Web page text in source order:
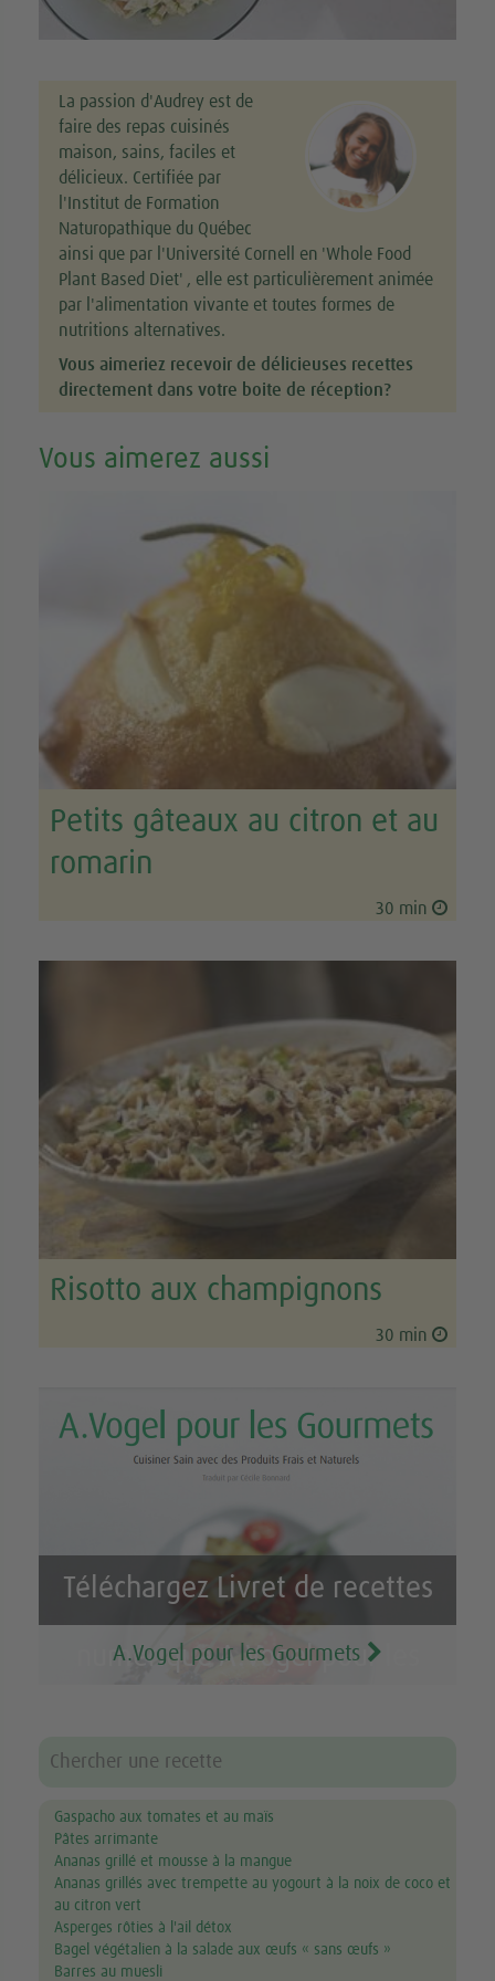
La passion d'Audrey est de
faire des repas cuisinés
maison, sains, faciles et
délicieux. Certifiée par
l'Institut de Formation
Naturopathique du Québec
ainsi que par l'Université Cornell en 'Whole Food
Plant Based Diet' , elle est particulièrement animée
par l'alimentation vivante et toutes formes de
nutritions alternatives.
Vous aimeriez recevoir de délicieuses recettes
directement dans votre boite de réception?
Vous aimerez aussi
Petits gâteaux au citron et au
romarin
30 min
Risotto aux champignons
30 min
Téléchargez Livret de recettes
numérique A.Vogel pour les
A.Vogel pour les Gourmets
Gaspacho aux tomates et au maïs
Pâtes arrimante
Ananas grillé et mousse à la mangue
Ananas grillés avec trempette au yogourt à la noix de coco et
au citron vert
Asperges rôties à l'ail détox
Bagel végétalien à la salade aux œufs « sans œufs »
Barres au muesli